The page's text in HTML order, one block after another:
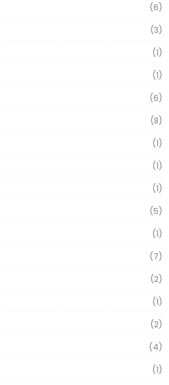
(6)
(3)
(1)
(1)
(6)
(8)
(1)
(1)
(1)
(5)
(1)
(7)
(2)
(1)
(2)
(4)
(1)